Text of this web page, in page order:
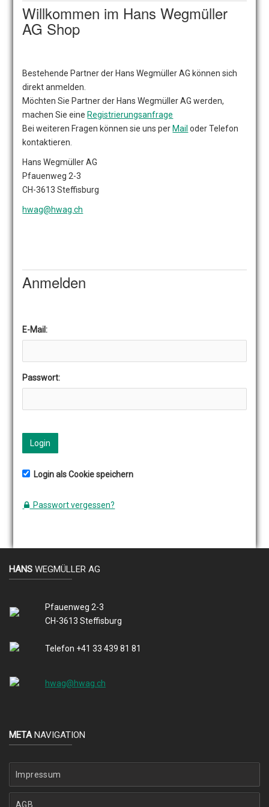
Willkommen im Hans Wegmüller
AG Shop
Bestehende Partner der Hans Wegmüller AG können sich
direkt anmelden.
Möchten Sie Partner der Hans Wegmüller AG werden,
machen Sie eineRegistrierungsanfrage
Bei weiteren Fragen können sie uns perMail oder Telefon
kontaktieren.
Hans Wegmüller AG
Pfauenweg 2-3
CH-3613 Steffisburg
hwag@hwag.ch
Anmelden
E-Mail:
Passwort:
Login
Login als Cookie speichern
Passwort vergessen?
HANS WEGMÜLLER AG
Pfauenweg 2-3
CH-3613 Steffisburg
Telefon +41 33 439 81 81
hwag@hwag.ch
META NAVIGATION
Impressum
AGB